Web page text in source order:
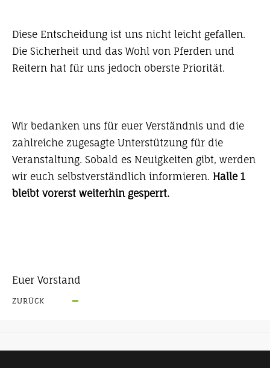
Diese Entscheidung ist uns nicht leicht gefallen.
Die Sicherheit und das Wohl von Pferden und
Reitern hat für uns jedoch oberste Priorität.
Wir bedanken uns für euer Verständnis und die
zahlreiche zugesagte Unterstützung für die
Veranstaltung. Sobald es Neuigkeiten gibt, werden
wir euch selbstverständlich informieren. Halle 1
bleibt vorerst weiterhin gesperrt.
Euer Vorstand
ZURÜCK